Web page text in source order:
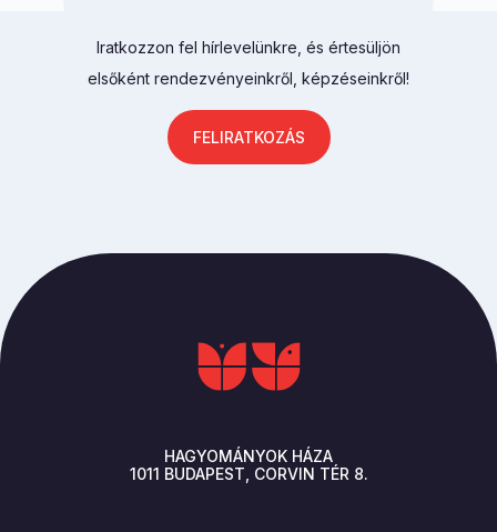
Iratkozzon fel hírlevelünkre, és értesüljön
elsőként rendezvényeinkről, képzéseinkről!
FELIRATKOZÁS
HAGYOMÁNYOK HÁZA
1011 BUDAPEST CORVIN TÉR 8.